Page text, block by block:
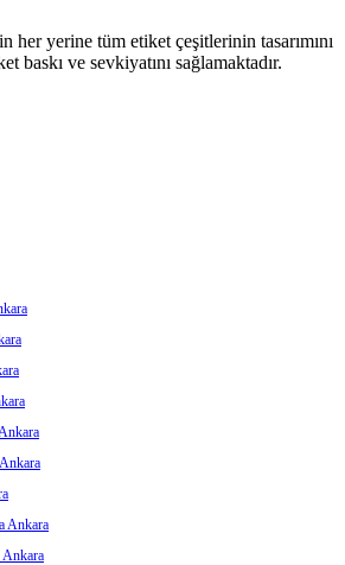
yerine tüm etiket çeşitlerinin tasarımını
baskı ve sevkiyatını sağlamaktadır.
Ankara
Ankara